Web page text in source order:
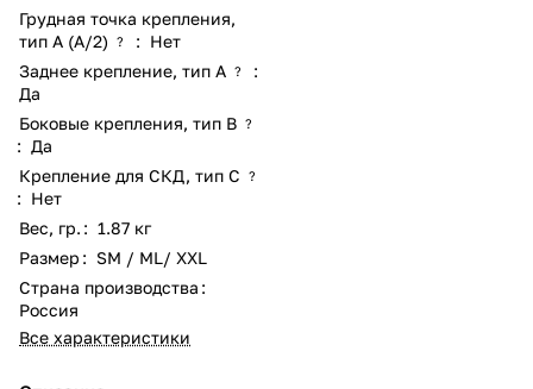
Грудная точка крепления,
тип А (А/2)
? : Нет
Заднее крепление, тип А ?
:
Да
Боковые крепления, тип В ?
: Да
Крепление для СКД, тип C
?
: Нет
Вес, гр. : 1.87 кг
Размер : SM / ML/ XXL
Страна производства :
Россия
Все характеристики